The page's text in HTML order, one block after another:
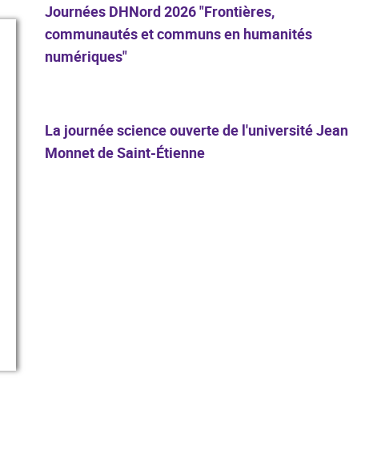
Journées DHNord 2026 "Frontières,
communautés et communs en humanités
numériques"
La journée science ouverte de l'université Jean
Monnet de Saint-Étienne